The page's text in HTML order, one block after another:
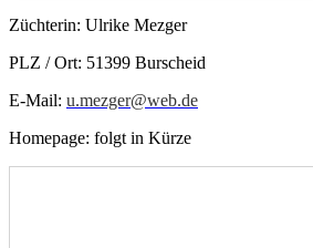
Züchterin: Ulrike Mezger
PLZ / Ort: 51399 Burscheid
E-Mail: u.mezger@web.de
Homepage: folgt in Kürze